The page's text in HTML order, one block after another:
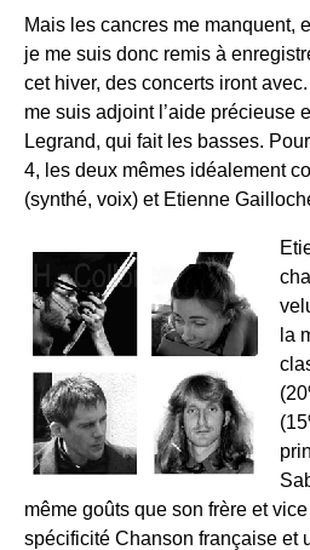
Mais les cancres me manquent,
je me suis donc remis à
cet hiver, des concerts iront
me suis adjoint l’aide précieuse
Legrand, qui fait les basses.
4, les deux mêmes idéalement
(synthé, voix) et Etienne
la
même goûts que son frère et
spécificité Chanson française et